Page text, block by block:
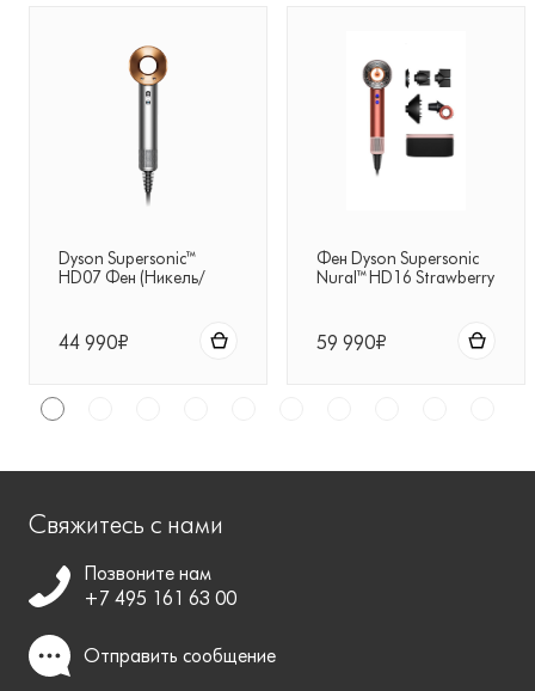
Dyson Supersonic™
HD07 Фен (Никель/
44 990₽
Фен Dyson Supersonic
Nural™ HD16 Strawberry
59 990₽
Свяжитесь с нами
Позвоните нам
+7 495 161 63 00
Отправить сообщение